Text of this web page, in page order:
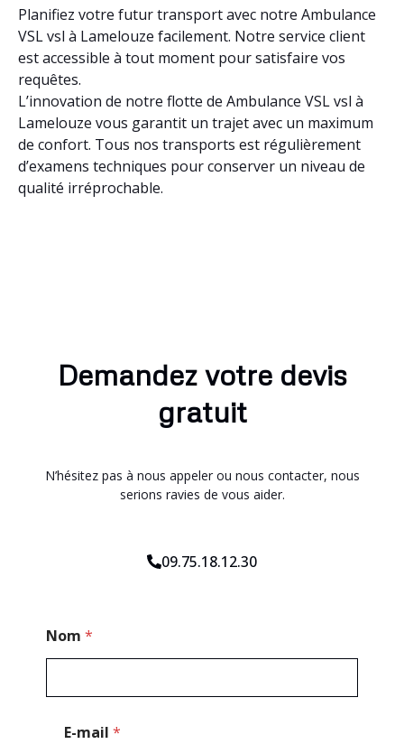
Planifiez votre futur transport avec notre Ambulance
VSL vsl à Lamelouze facilement. Notre service client
est accessible à tout moment pour satisfaire vos
requêtes.
L’innovation de notre flotte de Ambulance VSL vsl à
Lamelouze vous garantit un trajet avec un maximum
de confort. Tous nos transports est régulièrement
d’examens techniques pour conserver un niveau de
qualité irréprochable.
Demandez votre devis
gratuit
N’hésitez pas à nous appeler ou nous contacter, nous
serions ravies de vous aider.
09.75.18.12.30
*
N
Nom *
E-mail *